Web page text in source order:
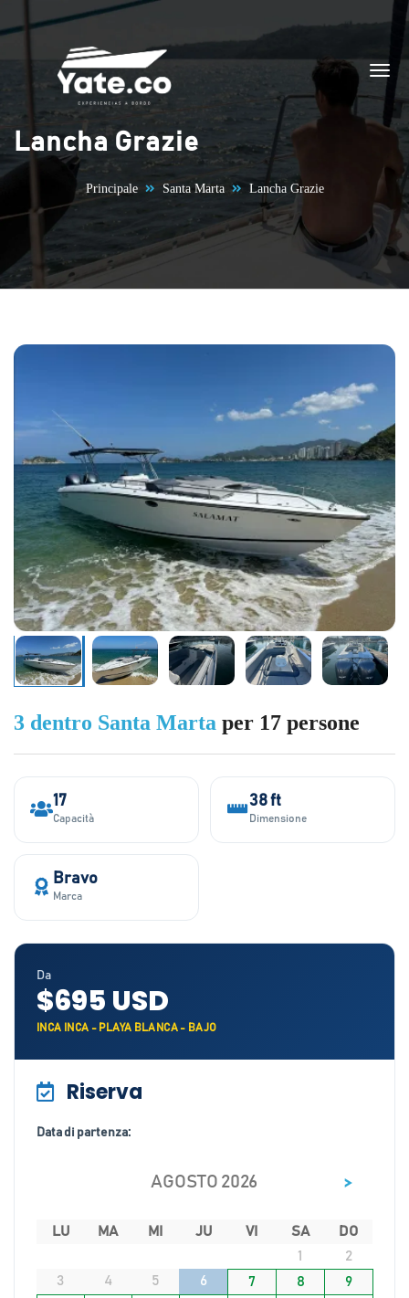
Vai al contenuto
Lancha Grazie
Principale Santa Marta Lancha Grazie
3 dentro Santa Marta per 17 persone
17
Capacità
38 ft
Dimensione
Bravo
Marca
Da
$695 USD
INCA INCA - PLAYA BLANCA - BAJO
Riserva
Data di partenza:
AGOSTO 2026 >
LU MA MI JU VI SA
DO
1
2
3
4 5 6 7 8
9